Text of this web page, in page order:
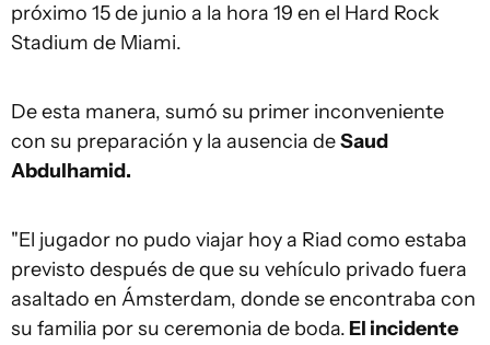
próximo 15 de junio a la hora 19 en el Hard Rock
Stadium de Miami.
De esta manera, sumó su primer inconveniente
con su preparación y la ausencia deSaud
Abdulhamid.
"El jugador no pudo viajar hoy a Riad como estaba
previsto después de que su vehículo privado fuera
asaltado en Ámsterdam, donde se encontraba con
su familia por su ceremonia de boda. El incidente